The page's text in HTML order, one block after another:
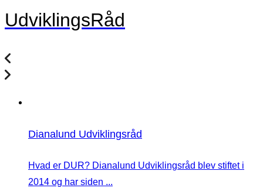
UdviklingsRåd
Dianalund Udviklingsråd
Hvad er DUR? Dianalund Udviklingsråd blev stiftet i
2014 og har siden ...